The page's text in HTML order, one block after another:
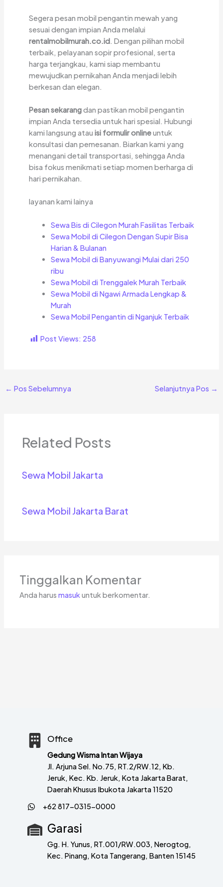
Segera pesan mobil pengantin mewah yang
sesuai dengan impian Anda melalui
rentalmobilmurah.co.id. Dengan pilihan mobil
terbaik, pelayanan sopir profesional, serta
harga terjangkau, kami siap membantu
mewujudkan pernikahan Anda menjadi lebih
berkesan dan elegan.
Pesan sekarangdan pastikan mobil pengantin
impian Anda tersedia untuk hari spesial. Hubungi
kami langsung atau isi formulir onlineuntuk
konsultasi dan pemesanan. Biarkan kami yang
menangani detail transportasi, sehingga Anda
bisa fokus menikmati setiap momen berharga di
hari pernikahan.
layanan kami lainya
Sewa Bis di Cilegon Murah Fasilitas Terbaik
Sewa Mobil di Cilegon Dengan Supir Bisa
Harian & Bulanan
Sewa Mobil di Banyuwangi Mulai dari 250
ribu
Sewa Mobil di Trenggalek Murah Terbaik
Sewa Mobil di Ngawi Armada Lengkap &
Murah
Sewa Mobil Pengantin di Nganjuk Terbaik
Post Views: 258
← Pos Sebelumnya Selanjutnya Pos →
Related Posts
Sewa Mobil Jakarta
Sewa Mobil Jakarta Barat
Tinggalkan Komentar
Anda harusmasuk untuk berkomentar.
Office
Gedung Wisma Intan Wijaya
Jl. Arjuna Sel. No.75, RT.2/RW.12, Kb.
Jeruk, Kec. Kb. Jeruk, Kota Jakarta Barat,
Daerah Khusus Ibukota Jakarta 11520
+62 817-0315-0000
Garasi
Gg. H. Yunus, RT.001/RW.003, Nerogtog,
Kec. Pinang, Kota Tangerang, Banten 15145